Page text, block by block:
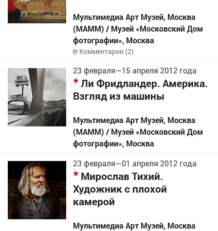
Мультимедиа Арт Музей, Москва
(МАММ) / Музей «Московский Дом
фотографии», Москва
Комментарии (2)
23 февраля—15 апреля 2012 года
Ли Фридландер. Америка.
Взгляд из машины
Мультимедиа Арт Музей, Москва
(МАММ) / Музей «Московский Дом
фотографии», Москва
23 февраля—01 апреля 2012 года
Мирослав Тихий.
Художник с плохой
камерой
Мультимедиа Арт Музей, Москва